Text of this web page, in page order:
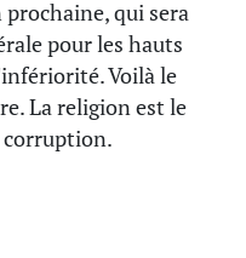
qui sera
pour les hauts
Voilà le
La religion est le
corruption.